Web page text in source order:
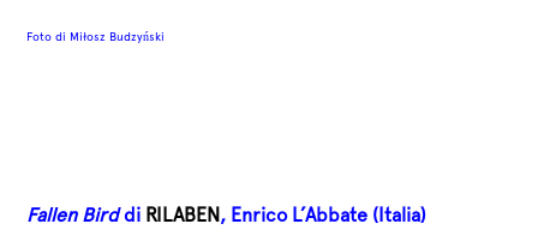
Foto di Miłosz Budzyński
Fallen Birddi RILABEN, Enrico L’Abbate (Italia)